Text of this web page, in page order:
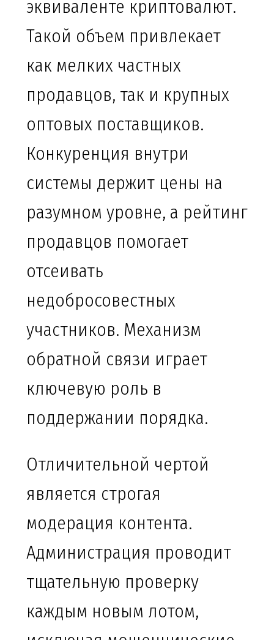
эквиваленте криптовалют.
Такой объем привлекает
как мелких частных
продавцов, так и крупных
оптовых поставщиков.
Конкуренция внутри
системы держит цены на
разумном уровне, а рейтинг
продавцов помогает
отсеивать
недобросовестных
участников. Механизм
обратной связи играет
ключевую роль в
поддержании порядка.
Отличительной чертой
является строгая
модерация контента.
Администрация проводит
тщательную проверку
каждым новым лотом,